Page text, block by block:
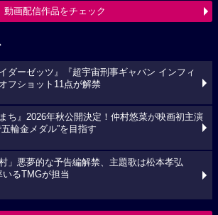
動画配信作品をチェック
イダーゼッツ』『超宇宙刑事ギャバン インフィ
フショット11点が解禁
まち』2026年秋公開決定！仲村悠菜が映画初主演
輪金メダル”を目指す
村」悪夢的な予告編解禁、主題歌は松本孝弘
いるTMGが担当